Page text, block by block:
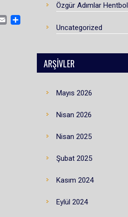
EMAILSHARE
Özgür Adımlar Hentbol
Uncategorized
ARŞIVLER
Mayıs 2026
Nisan 2026
Nisan 2025
Şubat 2025
Kasım 2024
Eylül 2024